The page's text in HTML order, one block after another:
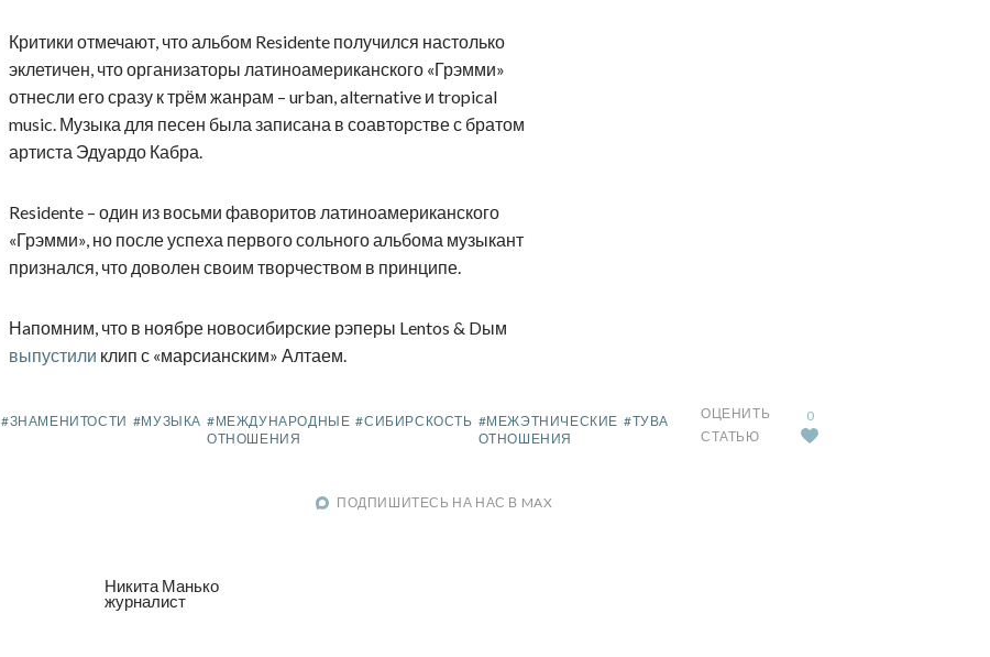
Критики отмечают, что альбом Residente получился настолько
эклетичен, что организаторы латиноамериканского «Грэмми»
отнесли его сразу к трём жанрам – urban, alternative и tropical
music. Музыка для песен была записана в соавторстве с братом
артиста Эдуардо Кабра.
Residente – один из восьми фаворитов латиноамериканского
«Грэмми», но после успеха первого сольного альбома музыкант
признался, что доволен своим творчеством в принципе.
Нaпомним, что в ноябре новосибирские рэперы Lentos & Dым
выпустили клип с «марсианским» Алтаем.
#ЗНАМЕНИТОСТИ #МУЗЫКА #МЕЖДУНАРОДНЫЕ
ОТНОШЕНИЯ
#СИБИРСКОСТЬ #МЕЖЭТНИЧЕСКИЕ
ОТНОШЕНИЯ
#ТУВА
ОЦЕНИТЬ
СТАТЬЮ
0
ПОДПИШИТЕСЬ НА НАС В MAX
Никита Манько
журналист